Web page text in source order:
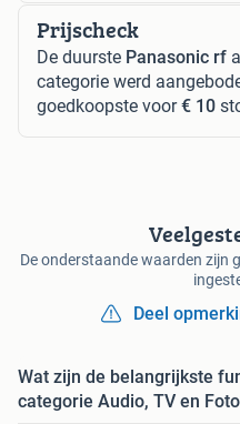
Prijscheck
De duurste Panasonic rf
categorie werd
goedkoopste voor€ 10
De onderstaande waarden zijn
Deel
Wat zijn de belangrijkste
categorie Audio, TV en